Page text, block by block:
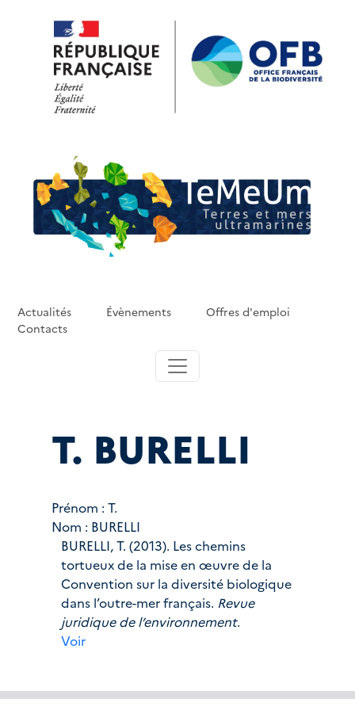
Actualités Évènements
Offres d'emploi
Contacts
T. BURELLI
Prénom : T.
Nom : BURELLI
BURELLI, T. (2013). Les chemins
tortueux de la mise en œuvre de la
Convention sur la diversité biologique
dans l’outre-mer français. Revue
juridique de l’environnement.
Voir